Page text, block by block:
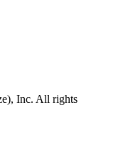
Inc. All rights